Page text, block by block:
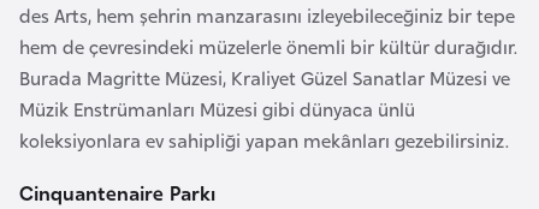
des Arts, hem şehrin manzarasını izleyebileceğiniz bir tepe
hem de çevresindeki müzelerle önemli bir kültür durağıdır.
Burada Magritte Müzesi, Kraliyet Güzel Sanatlar Müzesi ve
Müzik Enstrümanları Müzesi gibi dünyaca ünlü
koleksiyonlara ev sahipliği yapan mekânları gezebilirsiniz.
Cinquantenaire Parkı
B
e
l
ç
i
k